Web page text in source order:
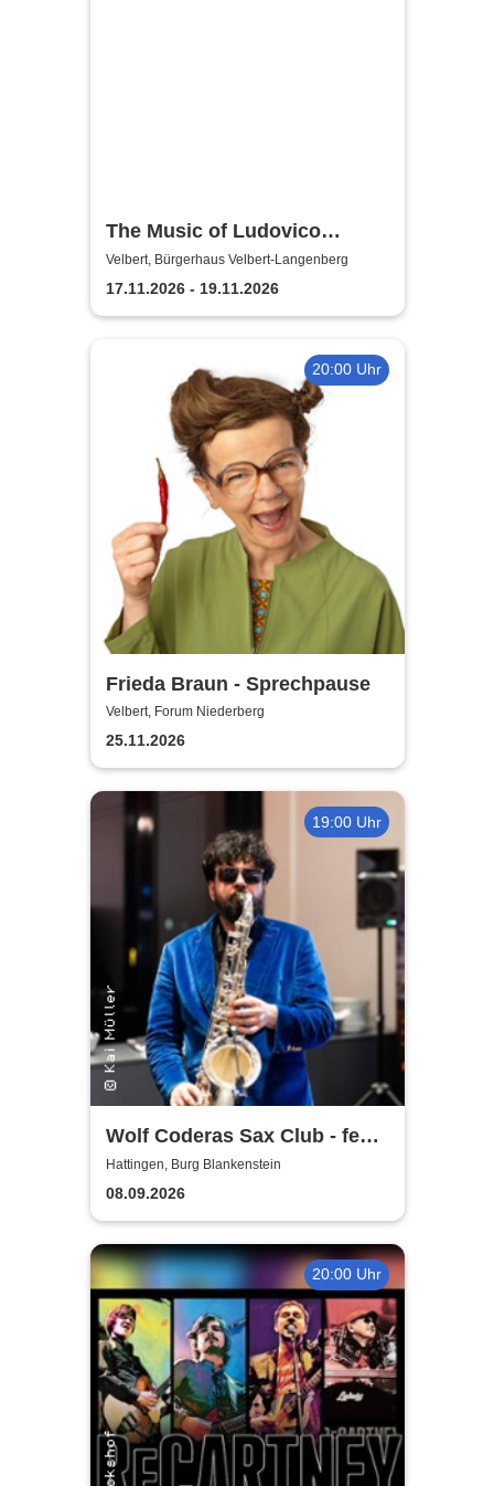
The Music of Ludovico
Einaudi: Tribute-
Klavierkonzert - Ludovico
Einaudi Tribute bei
Velbert, Bürgerhaus Velbert-Langenberg
17.11.2026 - 19.11.2026
20:00 Uhr
Frieda Braun - Sprechpause
Velbert, Forum Niederberg
25.11.2026
19:00 Uhr
Wolf Coderas Sax Club - feat.
DJ macami
Hattingen, Burg Blankenstein
08.09.2026
20:00 Uhr